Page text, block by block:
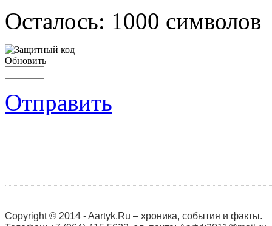
Осталось: 1000 символов
Обновить
Отправить
Copyright © 2014 - Aartyk.Ru – хроника, события и факты.